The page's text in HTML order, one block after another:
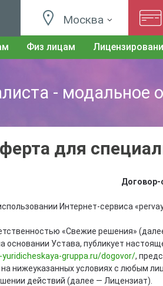
Москва
Физ лицам
- модальное
для
Договор-
Интернет-сервиса
«Свежие решения»
основании Устава, публикует
gruppa.ru/dogovor/,
нижеуказанных условиях с любым
действий (далее — Лицензиат).